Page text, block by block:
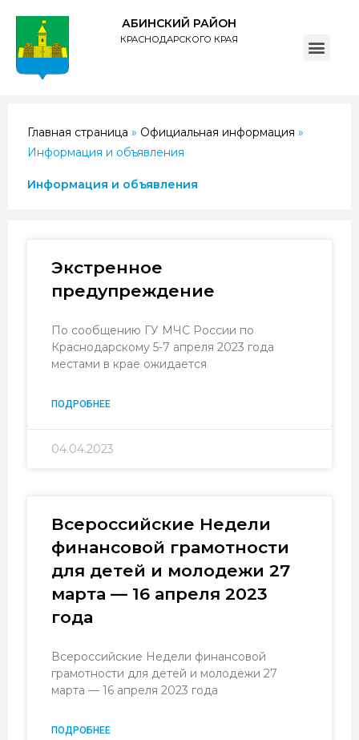
АБИНСКИЙ РАЙОН
КРАСНОДАРСКОГО КРАЯ
Главная страница » Официальная информация »
Информация и объявления
Информация и объявления
Экстренное
предупреждение
По сообщению ГУ МЧС России по
Краснодарскому 5-7 апреля 2023 года
местами в крае ожидается
ПОДРОБНЕЕ
04.04.2023
Всероссийские Недели
финансовой грамотности
для детей и молодежи 27
марта — 16 апреля 2023
года
Всероссийские Недели финансовой
грамотности для детей и молодежи 27
марта — 16 апреля 2023 года
ПОДРОБНЕЕ